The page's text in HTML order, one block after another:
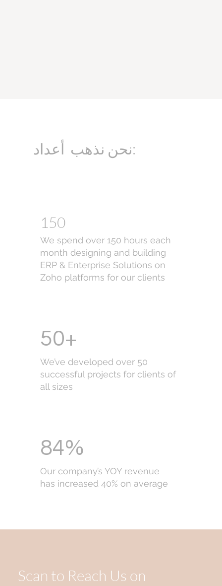
نحن نذهب أعداد:
150
We spend over 150 hours each
month designing and building
ERP & Enterprise Solutions on
Zoho platforms for our clients
50+
We’ve developed over 50
successful projects for clients of
all sizes
84%
Our company’s YOY revenue
has increased 40% on average
Scan to Reach Us on